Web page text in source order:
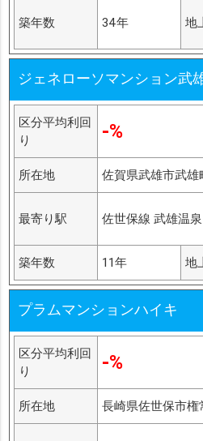
築年数 34年 地
ジェネローソマンション武
区分平均利回
り
-%
所在地 佐賀県武雄市武雄
最寄り駅 佐世保線 武雄温
築年数 11年 地
プラムマンションハイキ
区分平均利回
り
-%
所在地 長崎県佐世保市権